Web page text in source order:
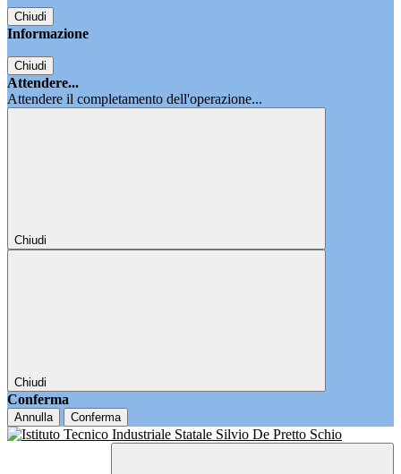
Chiudi
Informazione
Chiudi
Attendere...
Attendere il completamento dell'operazione...
Chiudi
Chiudi
Conferma
Annulla Conferma